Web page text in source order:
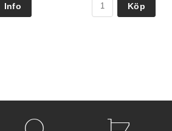
Köp